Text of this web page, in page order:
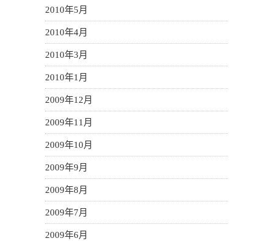
2010年5月
2010年4月
2010年3月
2010年1月
2009年12月
2009年11月
2009年10月
2009年9月
2009年8月
2009年7月
2009年6月